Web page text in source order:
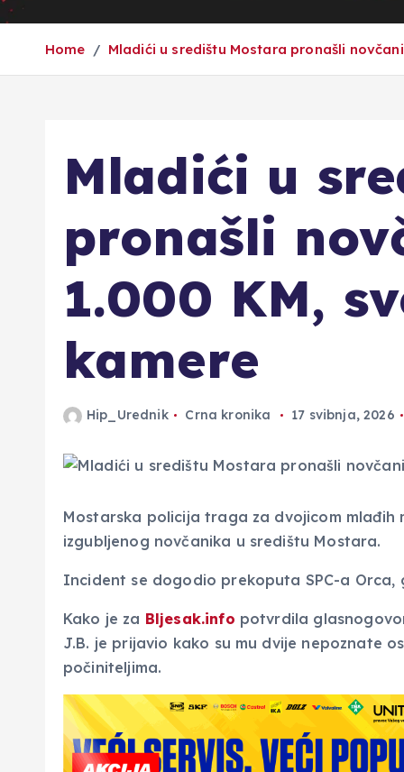
Home Mladići u središtu Mostara pronašli
Mladići u
pronašli
1.000 KM,
kamere
Hip_Urednik Crna kronika 17 svibnja, 2026
Mostarska policija traga za dvojicom mlađih
izgubljenog novčanika u središtu Mostara.
Incident se dogodio prekoputa SPC-a Orca,
Kako je za Bljesak.info potvrdila
J.B. je prijavio kako su mu dvije nepoznate
počiniteljima.